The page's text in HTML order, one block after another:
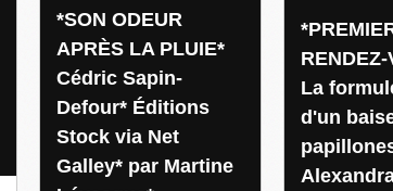
*SON ODEUR
APRÈS LA PLUIE*
Cédric Sapin-
Defour* Éditions
Stock via Net
Galley* par Martine
La
d'un